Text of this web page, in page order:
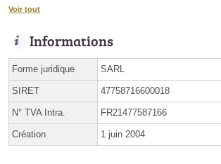
Voir tout
Informations
Forme juridique SARL
SIRET 47758716600018
N° TVA Intra. FR21477587166
Création 1 juin 2004